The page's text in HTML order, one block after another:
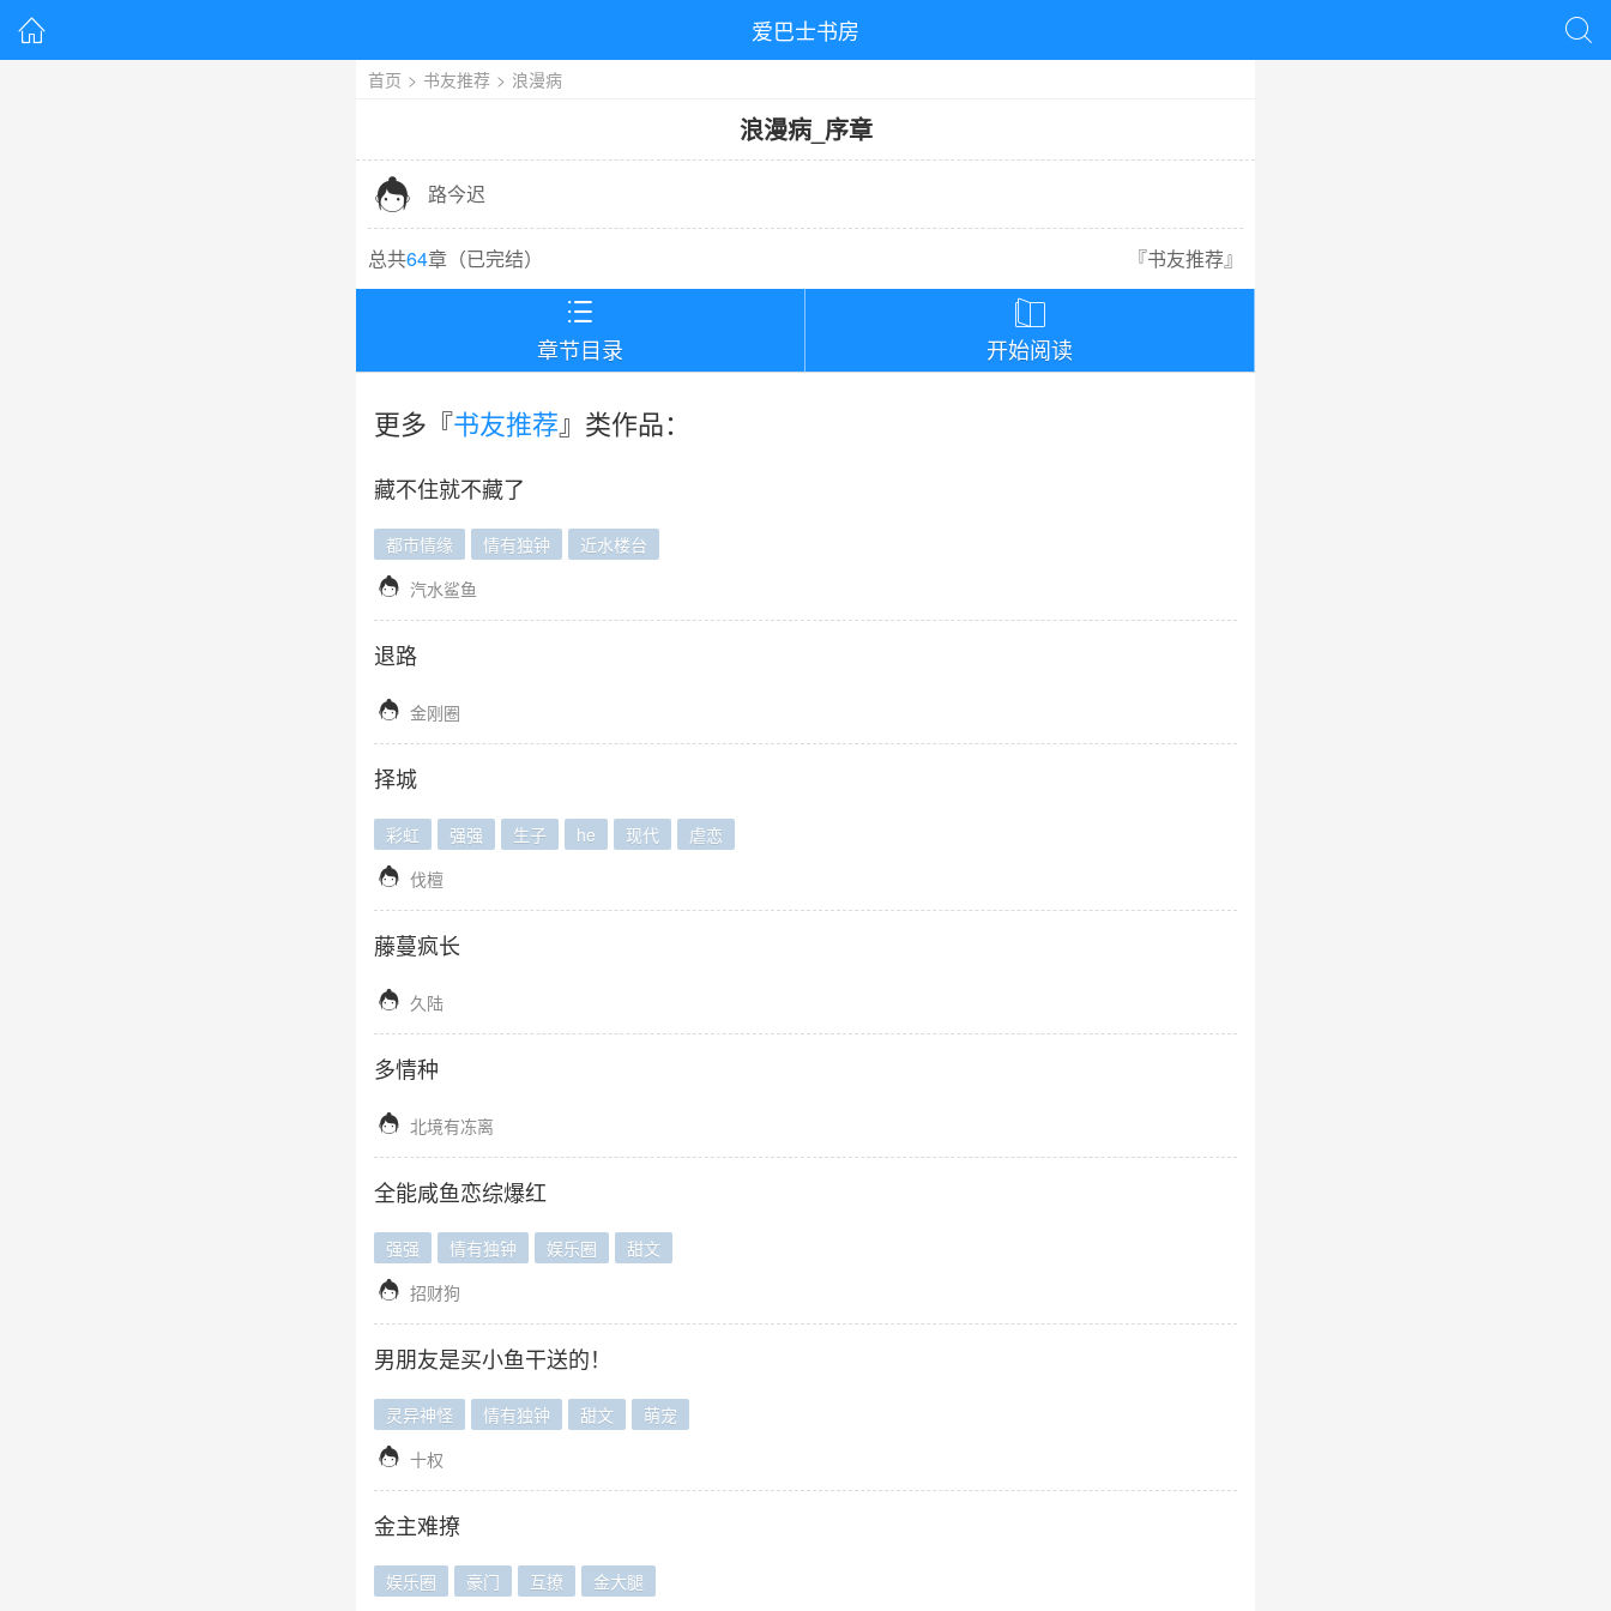
 爱巴士书房 
首页 > 书友推荐 > 浪漫病
浪漫病_ 序章
 路今迟
总共64章（已完结） 『书友推荐』

章节目录

开始阅读
更多『书友推荐』类作品：
藏不住就不藏了
都市情缘 情有独钟 近水楼台
 汽水鲨鱼
退路
 金刚圈
择城
彩虹 强强 生子 he 现代 虐恋
 伐檀
藤蔓疯长
 久陆
多情种
 北境有冻离
全能咸鱼恋综爆红
强强 情有独钟 娱乐圈 甜文
 招财狗
男朋友是买小鱼干送的！
灵异神怪 情有独钟 甜文 萌宠
 十权
金主难撩
娱乐圈 豪门 互撩 金大腿